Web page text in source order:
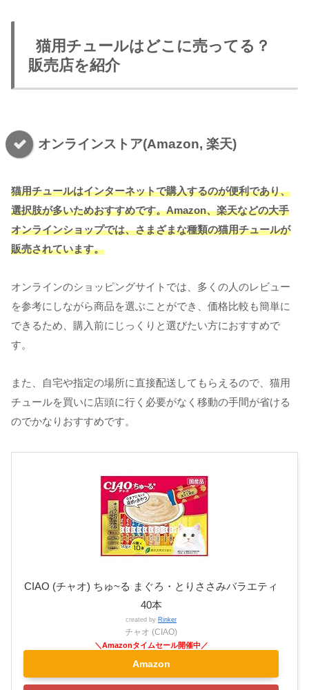
猫用チュールはどこに売ってる？
販売店を紹介
オンラインストア(Amazon, 楽天)
猫用チュールはインターネットで購入するのが便利であり、
選択肢が多いためおすすめです。Amazon、楽天などの大手
オンラインショップでは、さまざまな種類の猫用チュールが
販売されています。
オンラインのショッピングサイトでは、多くの人のレビュー
を参考にしながら商品を選ぶことができ、価格比較も簡単に
できるため、購入前にじっくりと選びたい方におすすめで
す。
また、自宅や指定の場所に直接配送してもらえるので、猫用
チュールを買いに店頭に行く必要がなく移動の手間が省ける
のでかなりおすすめです。
CIAO (チャオ) ちゅ~る まぐろ・とりささみバラエティ
40本
created by Rinker
チャオ (CIAO)
Amazon